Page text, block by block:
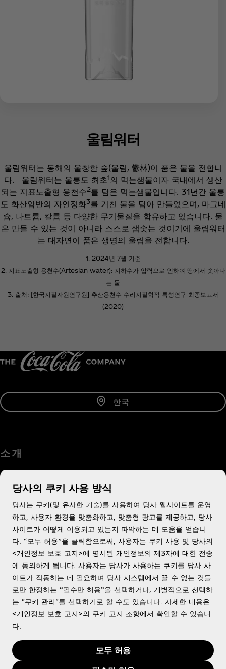
울림워터
울림워터는 동해의 울창한 숲(울림, 鬱林)이 품은 물을 전합니
다. 울림워터는 울릉도 최초1의 먹는샘물이자 국내에서 생산
되는 지표노출형 용천수2를 담은 먹는샘물입니다. 31년간 울릉
도 화산암반의 자연정화3를 거친 물을 담아 만들었으며, 마그네
슘, 나트륨, 칼륨 등 다양한 무기물질을 함유하고 있습니다. 물
은 만들 수 있는 것이 아니라 스스로 샘솟는 것이기에 울림워터
는 대자연이 품은 생명의 울림을 전합니다.
1. 2024년 7월 기준
2. 지표노출형 용천수(Artesian water): 지하수가 압력으로 인하여 땅에서 솟아나
는 물
3. 출처: [한국지질자원연구원] 추산용천수 수리지질학적 특성연구 최종보고서
(2020)
한국
소 개
도움이 필요하세요?
법적고지
Youtube
당사의 쿠키 사용 방식
당사는 쿠키(및 유사한 기술)를 사용하여 당사 웹사이트를 운영
하고, 사용자 환경을 맞춤화하고, 맞춤형 광고를 제공하고, 당사
사이트가 어떻게 이용되고 있는지 파악하는 데 도움을 얻습니
다. “모두 허용”을 클릭함으로써, 사용자는 쿠키 사용 및 당사의
<개인정보 보호 고지>에 명시된 개인정보의 제3자에 대한 전송
에 동의하게 됩니다. 사용자는 당사가 사용하는 쿠키를 당사 사
이트가 작동하는 데 필요하며 당사 시스템에서 끌 수 없는 것들
로만 한정하는 “필수만 허용”을 선택하거나, 개별적으로 선택하
는 "쿠키 관리"를 선택하기로 할 수도 있습니다. 자세한 내용은
<개인정보 보호 고지>의 쿠키 고지 조항에서 확인할 수 있습니
다.
모두 허용